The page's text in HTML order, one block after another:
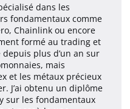
dans les
fondamentaux comme
Chainlink ou encore
formé au trading et
depuis plus d’un an sur
mais
et les métaux précieux
J’ai obtenu un diplôme
sur les fondamentaux